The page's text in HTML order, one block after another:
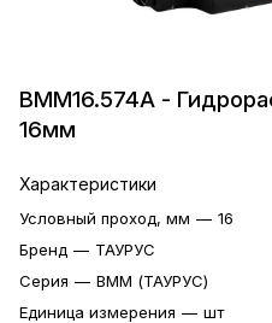
ВММ16.574А -
16мм
Характеристики
Условный проход, мм — 16
Бренд — ТАУРУС
Серия — ВММ (ТАУРУС)
Единица измерения — шт